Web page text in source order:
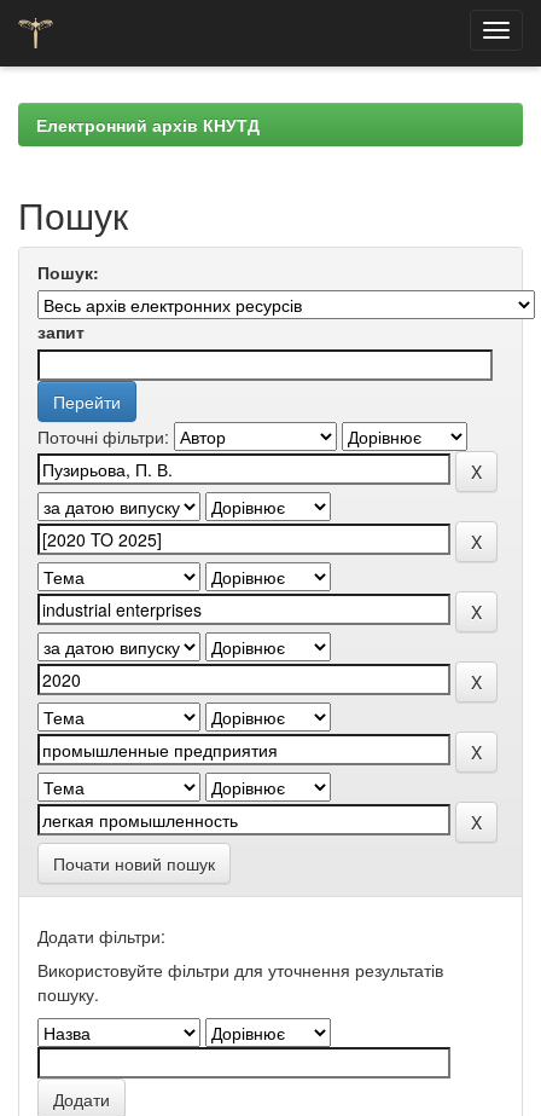
navigationЕлектронний архів КНУТД
Пошук
Пошук:
запит
Поточні фільтри:
Почати новий пошук
Додати фільтри:
Використовуйте фільтри для уточнення результатів
пошуку.